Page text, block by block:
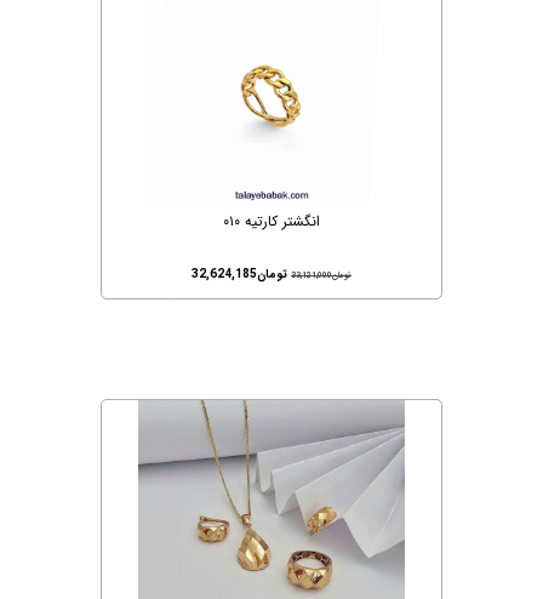
انگشتر کارتیه ۰۱۰
تومان33,121,000 تومان32,624,185